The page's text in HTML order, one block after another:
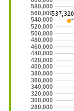
280,000
300,000
320,000
340,000
360,000
380,000
400,000
420,000
440,000
460,000
480,000
500,000
520,000
540,000
560,000
580,000
537,320